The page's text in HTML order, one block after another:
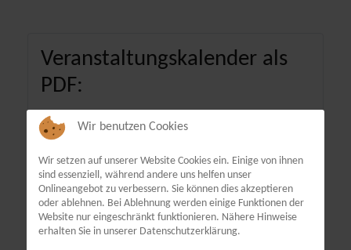
Veranstaltungskalender als
PDF:
Wir benutzen Cookies
Wir setzen auf unserer Website Cookies ein. Einige von ihnen
sind essenziell, während andere uns helfen unser
Onlineangebot zu verbessern. Sie können dies akzeptieren
oder ablehnen. Bei Ablehnung werden einige Funktionen der
Website nur eingeschränkt funktionieren. Nähere Hinweise
erhalten Sie in unserer Datenschutzerklärung.